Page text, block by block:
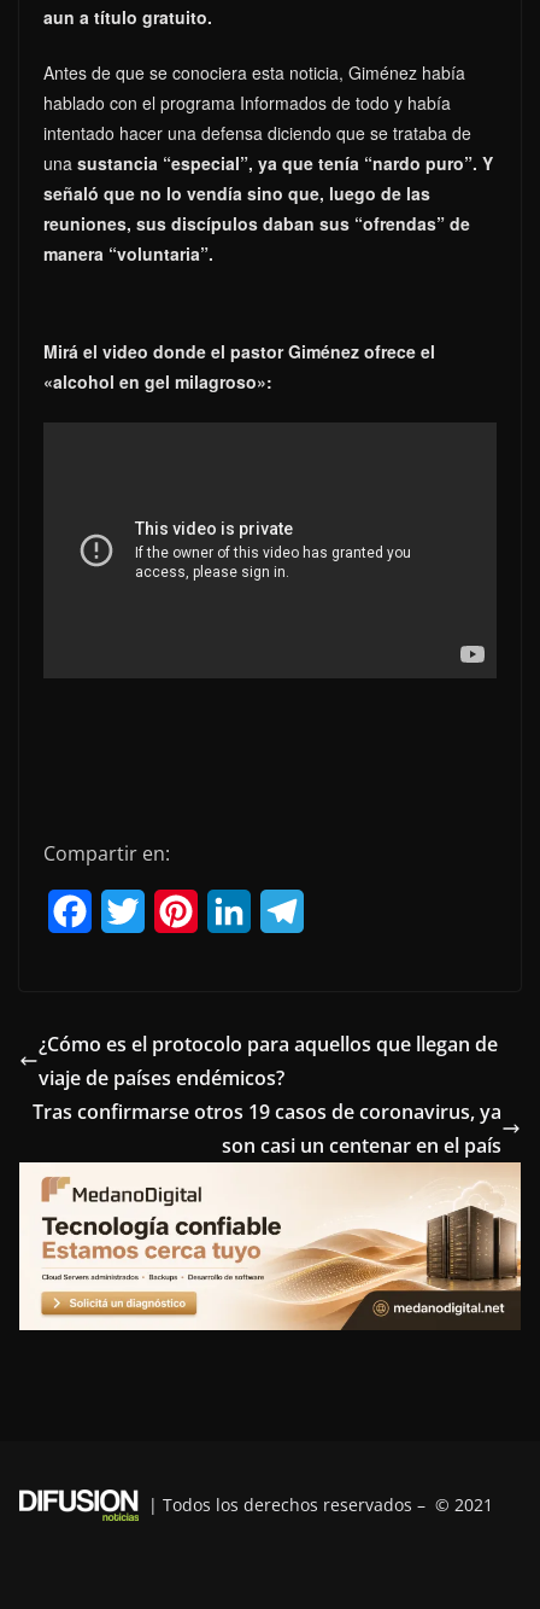
aun a título gratuito.
Antes de que se conociera esta noticia, Giménez había
hablado con el programa Informados de todo y había
intentado hacer una defensa diciendo que se trataba de
una sustancia “especial”, ya que tenía “nardo puro”. Y
señaló que no lo vendía sino que, luego de las
reuniones, sus discípulos daban sus “ofrendas” de
manera “voluntaria”.
Mirá el video donde el pastor Giménez ofrece el
«alcohol en gel milagroso»:
Compartir en:
e
b
k
t
t
t
e
s
t
k
e
n
e
¿Cómo es el protocolo para aquellos que llegan de
viaje de países endémicos?
Tras confirmarse otros 19 casos de coronavirus, ya
son casi un centenar en el país
| Todos los derechos reservados – © 2021